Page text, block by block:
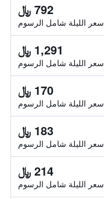
792 ﷼
سعر الليلة شامل الرسوم
1,291 ﷼
سعر الليلة شامل الرسوم
170 ﷼
سعر الليلة شامل الرسوم
183 ﷼
سعر الليلة شامل الرسوم
214 ﷼
سعر الليلة شامل الرسوم